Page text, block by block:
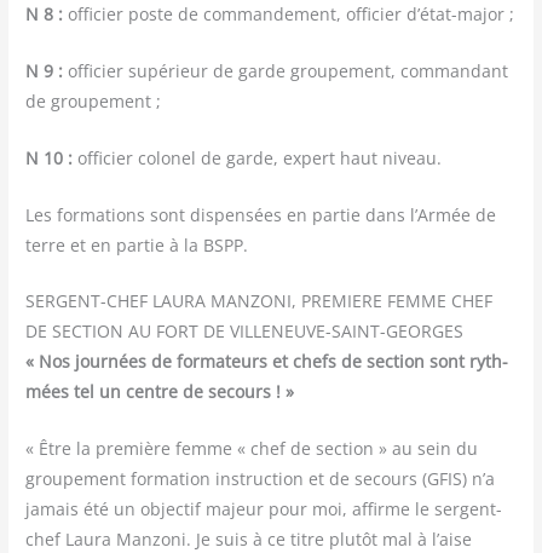
N 8 : offi­cier poste de com­man­de­ment, offi­cier d’état-major ;
N 9 : offi­cier supé­rieur de garde grou­pe­ment, com­man­dant
de groupement ;
N 10 : offi­cier colo­nel de garde, expert haut niveau.
Les for­ma­tions sont dis­pen­sées en par­tie dans l’Armée de
terre et en par­tie à la BSPP.
SERGENT-CHEF LAURA MANZONI, PREMIERE FEMME CHEF
DE SECTION AU FORT DE VILLENEUVE-SAINT-GEORGES
« Nos jour­nées de for­ma­teurs et chefs de sec­tion sont ryth­
mées tel un centre de secours ! »
« Être la pre­mière femme « chef de sec­tion » au sein du
grou­pe­ment for­ma­tion ins­truc­tion et de secours (GFIS) n’a
jamais été un objec­tif majeur pour moi, affirme le ser­gent-
chef Lau­ra Man­zo­ni. Je suis à ce titre plu­tôt mal à l’aise